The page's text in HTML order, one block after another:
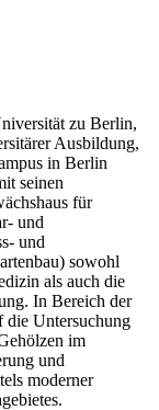
zu Berlin,
Ausbildung,
in Berlin
seinen
für
und
und
sowohl
als auch die
In Bereich der
die Untersuchung
im
und
moderner